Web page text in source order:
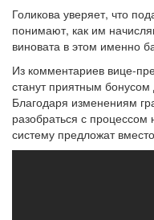
Голикова уверяет, что
понимают, как им
виновата в этом именно
Из комментариев вице-
станут приятным бонусом
Благодаря изменениям
разобраться с
систему предложат